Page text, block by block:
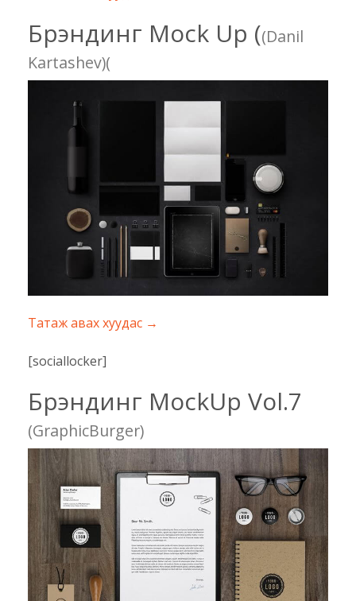
Брэндинг Mock Up ((Danil
Kartashev)(
Татаж авах хуудас →
[sociallocker]
Брэндинг MockUp Vol.7
(GraphicBurger)